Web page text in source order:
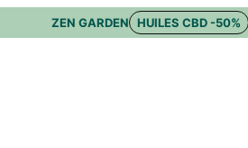
ZEN GARDEN HUILES CBD -50%